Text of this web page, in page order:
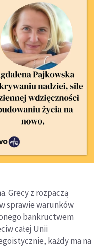
Grecy z rozpaczą
sprawie warunków
bankructwem
całej Unii
każdy ma na